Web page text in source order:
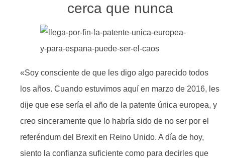
cerca que nunca
«Soy consciente de que les digo algo parecido todos
los años. Cuando estuvimos aquí en marzo de 2016, les
dije que ese sería el año de la patente única europea, y
creo sinceramente que lo habría sido de no ser por el
referéndum del Brexit en Reino Unido. A día de hoy,
siento la confianza suficiente como para decirles que